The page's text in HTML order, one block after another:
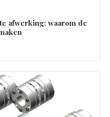
afwerking: waarom de